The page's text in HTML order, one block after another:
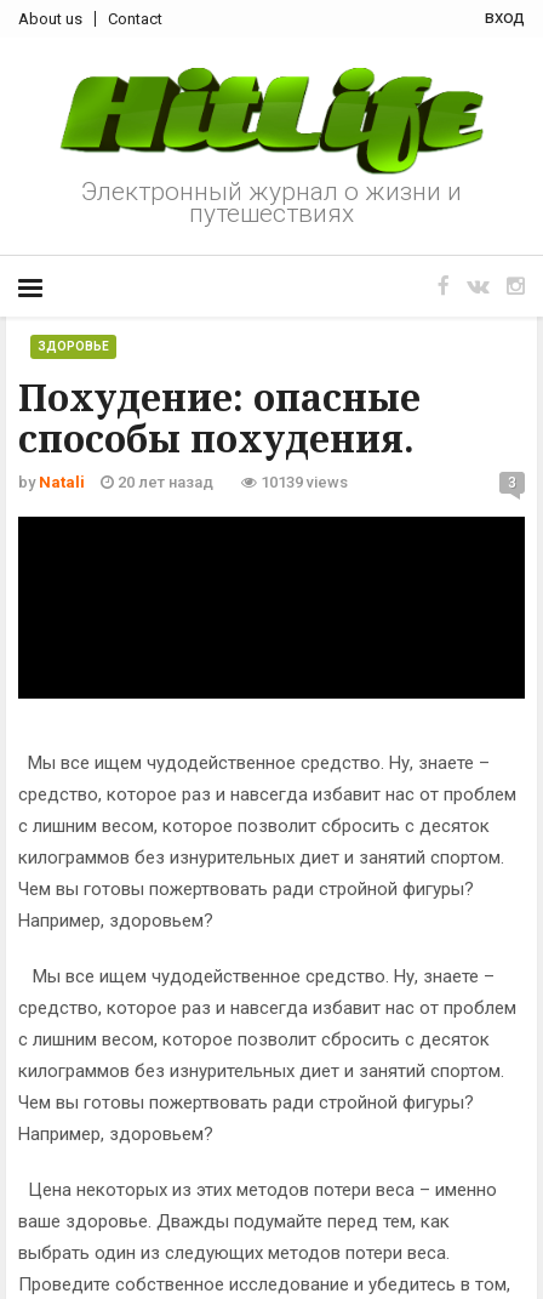
About us Contact вход
Электронный журнал о жизни и
путешествиях
Похудение: опасные
способы похудения.
ЗДОРОВЬЕ
by Natali 20 лет назад 10139 views 3
Мы все ищем чудодейственное средство. Ну, знаете –
средство, которое раз и навсегда избавит нас от проблем
с лишним весом, которое позволит сбросить с десяток
килограммов без изнурительных диет и занятий спортом.
Чем вы готовы пожертвовать ради стройной фигуры?
Например, здоровьем?
Мы все ищем чудодейственное средство. Ну, знаете –
средство, которое раз и навсегда избавит нас от проблем
с лишним весом, которое позволит сбросить с десяток
килограммов без изнурительных диет и занятий спортом.
Чем вы готовы пожертвовать ради стройной фигуры?
Например, здоровьем?
Цена некоторых из этих методов потери веса – именно
ваше здоровье. Дважды подумайте перед тем, как
выбрать один из следующих методов потери веса.
Проведите собственное исследование и убедитесь в том,